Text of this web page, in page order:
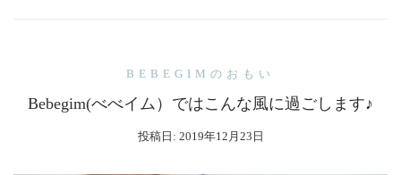
BEBEGIMのおもい
Bebegim(べべイム）ではこんな風に過ごします♪
投稿日: 2019年12月23日